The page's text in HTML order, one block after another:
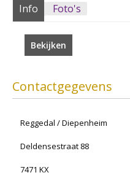
Info Foto's
Bekijken
Contactgegevens
Reggedal / Diepenheim
Deldensestraat 88
7471 KX